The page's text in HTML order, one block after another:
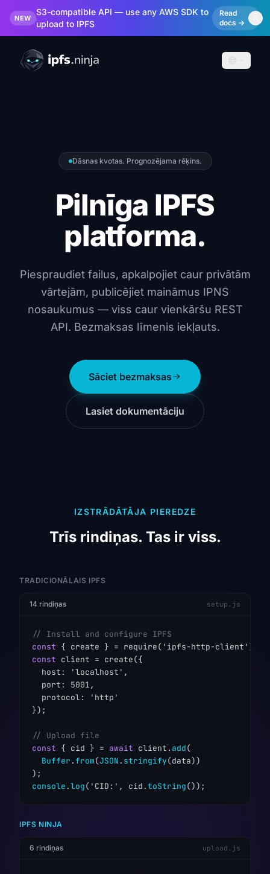
NEW
S3-compatible API — use any AWS SDK to
upload to IPFS
Read
docs →
Dāsnas kvotas. Prognozējama rēķins.
Pilnīga IPFS
platforma.
Piespraudiet failus, apkalpojiet caur privātām
vārtejām, publicējiet maināmus IPNS
nosaukumus — viss caur vienkāršu REST
API. Bezmaksas līmenis iekļauts.
Sāciet bezmaksas
Lasiet dokumentāciju
IZSTRĀDĀTĀJA PIEREDZE
Trīs rindiņas. Tas ir viss.
TRADICIONĀLAIS IPFS
14 rindiņas setup.js
// Install and configure IPFS
const
const client = create({
  host: 'localhost',
  port: 5001,
  protocol: 'http'
});
// Upload file
const { cid } = await client. add(
Buffer .from(JSON . stringify(data))
console .log('CID:', cid.toString());
IPFS NINJA
6 rindiņas upload.js